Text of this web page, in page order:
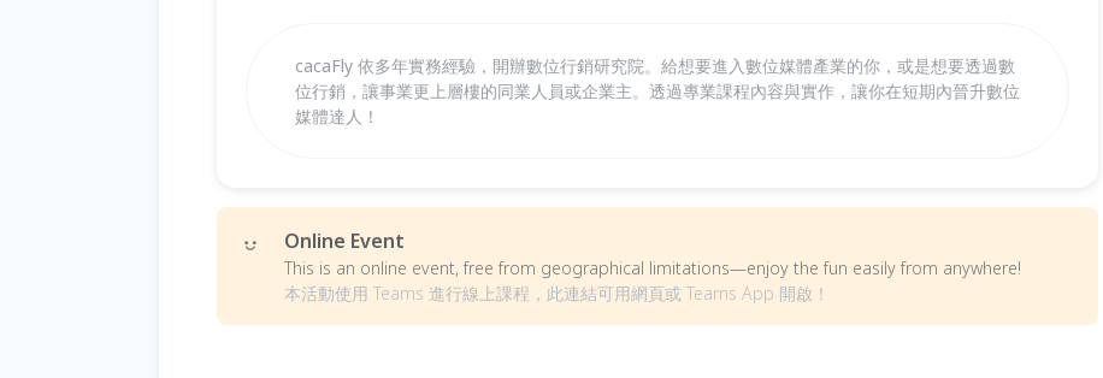
cacaFly 依多年實務經驗，開辦數位行銷研究院。給想要進入數位媒體產業的你，或是想要透過數
位行銷，讓事業更上層樓的同業人員或企業主。透過專業課程內容與實作，讓你在短期內晉升數位
媒體達人！
Online Event
This is an online event, free from geographical limitations—enjoy the fun easily from anywhere!
本活動使用 Teams 進行線上課程，此連結可用網頁或 Teams App 開啟！